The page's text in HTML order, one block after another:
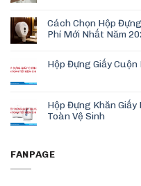
Cách Chọn Hộp
Phí Mới Nhất Năm
Hộp Đựng Giấy Cuộn
Hộp Đựng Khăn
Toàn Vệ Sinh
FANPAGE